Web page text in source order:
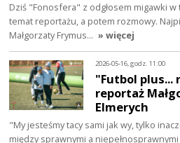
Dziś "Fonosfera" z odgłosem migawki w
temat reportażu, a potem rozmowy.
Małgorzaty Frymus… » więcej
2026-05-16, godz. 11:00
"Futbol plus...
reportaż
Elmerych
"My jesteśmy tacy sami jak wy, tylko
między sprawnymi a niepełnosprawnymi